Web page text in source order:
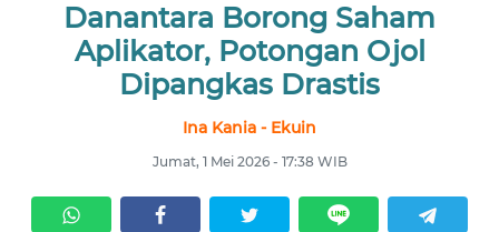
Danantara Borong Saham
Aplikator, Potongan Ojol
Dipangkas Drastis
Ina Kania - Ekuin
Jumat, 1 Mei 2026 - 17:38 WIB
NASIONAL
KRIMINAL